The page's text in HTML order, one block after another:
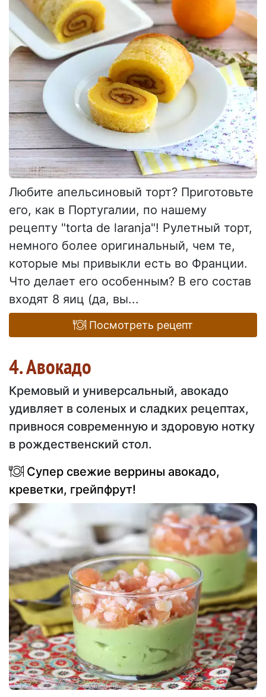
Любите апельсиновый торт? Приготовьте
его, как в Португалии, по нашему
рецепту "torta de laranja"! Рулетный торт,
немного более оригинальный, чем те,
которые мы привыкли есть во Франции.
Что делает его особенным? В его состав
входят 8 яиц (да, вы...
Посмотреть рецепт
4. Авокадо
Кремовый и универсальный, авокадо
удивляет в соленых и сладких рецептах,
привнося современную и здоровую нотку
в рождественский стол.
Супер свежие веррины авокадо,
креветки, грейпфрут!